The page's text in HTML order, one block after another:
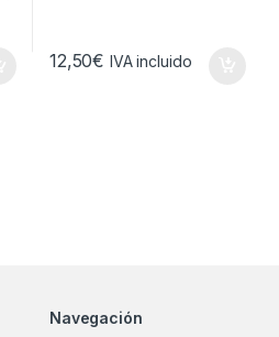
12,50€ IVA incluido
Navegación